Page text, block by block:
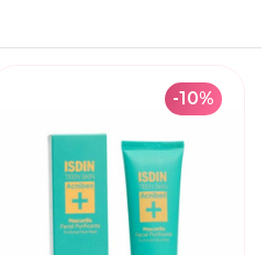
-10%